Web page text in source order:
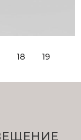
18 19